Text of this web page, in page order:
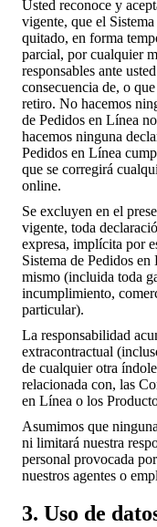
Usted reconoce y
vigente, que el
quitado, en forma
parcial, por cualquier
responsables ante
consecuencia de, o
retiro. No hacemos
de Pedidos en Línea
hacemos ninguna
Pedidos en Línea
que se corregirá
online.
Se excluyen en el
vigente, toda
expresa, implícita por
Sistema de Pedidos
mismo (incluida toda
incumplimiento,
particular).
La responsabilidad
extracontractual
de cualquier otra
relacionada con, las
en Línea o los
Asumimos que
ni limitará nuestra
personal provocada
nuestros agentes o
3. Uso de